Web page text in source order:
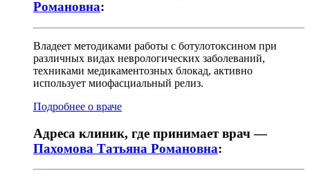
Романовна:
Владеет методиками работы с ботулотоксином при
различных видах неврологических заболеваний,
техниками медикаментозных блокад, активно
использует миофасциальный релиз.
Подробнее о враче
Адреса клиник, где принимает врач —
Пахомова Татьяна Романовна: